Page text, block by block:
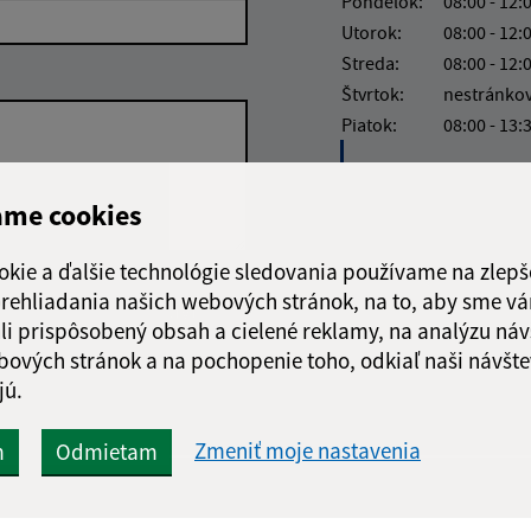
cookies
a ďalšie technológie sledovania používame na
našich webových stránok, na to, aby sme
prispôsobený obsah a cielené reklamy, na analýzu
stránok a na pochopenie toho, odkiaľ naši
Odmietam Zmeniť moje nastavenia
Google reCaptcha Response
Odoslať správu
Utorok:
08:00 -
Streda:
08:00 -
Štvrtok:
Piatok:
08:00 -